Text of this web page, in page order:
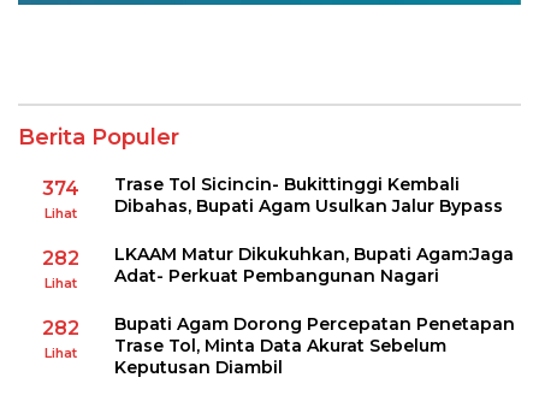
Berita Populer
374
Lihat
Trase Tol Sicincin- Bukittinggi Kembali
Dibahas, Bupati Agam Usulkan Jalur Bypass
282
Lihat
LKAAM Matur Dikukuhkan, Bupati Agam:Jaga
Adat- Perkuat Pembangunan Nagari
282
Lihat
Bupati Agam Dorong Percepatan Penetapan
Trase Tol, Minta Data Akurat Sebelum
Keputusan Diambil